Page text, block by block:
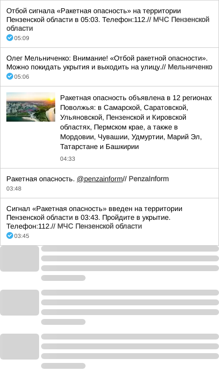
Отбой сигнала «Ракетная опасность» на территории
Пензенской области в 05:03. Телефон:112.// МЧС Пензенской
области
05:09
Олег Мельниченко: Внимание! «Отбой ракетной опасности».
Можно покидать укрытия и выходить на улицу.// Мельниченко
05:06
Ракетная опасность объявлена в 12 регионах
Поволжья: в Самарской, Саратовской,
Ульяновской, Пензенской и Кировской
областях, Пермском крае, а также в
Мордовии, Чувашии, Удмуртии, Марий Эл,
Татарстане и Башкирии
04:33
Ракетная опасность. @penzainform// PenzaInform
03:48
Сигнал «Ракетная опасность» введен на территории
Пензенской области в 03:43. Пройдите в укрытие.
Телефон:112.// МЧС Пензенской области
03:45